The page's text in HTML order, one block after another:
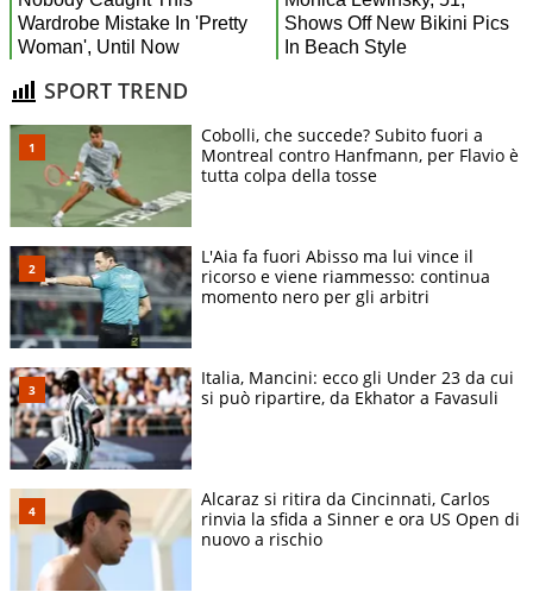
SPORT TREND
Cobolli, che succede? Subito fuori a
Montreal contro Hanfmann, per Flavio è
tutta colpa della tosse
L'Aia fa fuori Abisso ma lui vince il
ricorso e viene riammesso: continua
momento nero per gli arbitri
Italia, Mancini: ecco gli Under 23 da cui
si può ripartire, da Ekhator a Favasuli
Alcaraz si ritira da Cincinnati, Carlos
rinvia la sfida a Sinner e ora US Open di
nuovo a rischio